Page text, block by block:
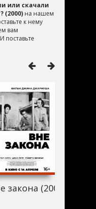
или скачали
(2000) на нашем
к нему
вам
поставьте
(2000)
закона (2000)